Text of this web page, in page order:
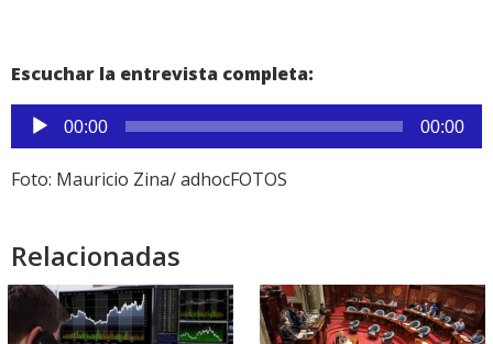
Escuchar la entrevista completa:
Reproductor
de
audio
00:00 00:00
Foto: Mauricio Zina/ adhocFOTOS
Relacionadas